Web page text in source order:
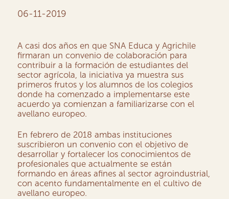
06-11-2019
A casi dos años en que SNA Educa y Agrichile
firmaran un convenio de colaboración para
contribuir a la formación de estudiantes del
sector agrícola, la iniciativa ya muestra sus
primeros frutos y los alumnos de los colegios
donde ha comenzado a implementarse este
acuerdo ya comienzan a familiarizarse con el
avellano europeo.
En febrero de 2018 ambas instituciones
suscribieron un convenio con el objetivo de
desarrollar y fortalecer los conocimientos de
profesionales que actualmente se están
formando en áreas afines al sector agroindustrial,
con acento fundamentalmente en el cultivo de
avellano europeo.